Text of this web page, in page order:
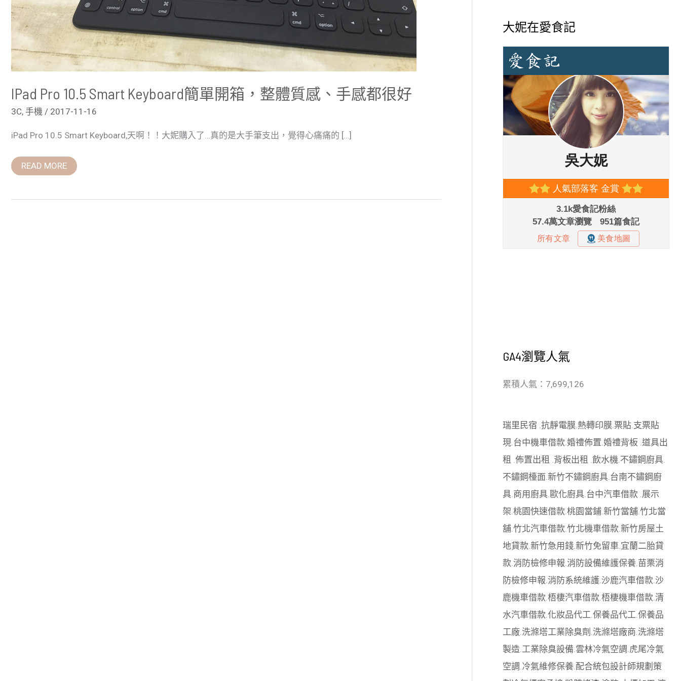
IPad Pro 10.5 Smart Keyboard簡單開箱，整體質感、手感都很好
3C, 手機 / 2017-11-16
iPad Pro 10.5 Smart Keyboard,天啊！！大妮購入了…真的是大手筆支出，覺得心痛痛的 […]
READ MORE
大妮在愛食記
GA4瀏覽人氣
累積人氣：7,699,126
瑞里民宿 .抗靜電膜.熱轉印膜.票貼.支票貼
現.台中機車借款.婚禮佈置.婚禮背板 .道具出
租 .佈置出租 .背板出租 .飲水機.不鏽鋼廚具.
不鏽鋼檯面.新竹不鏽鋼廚具.台南不鏽鋼廚
具.商用廚具.歐化廚具.台中汽車借款 .展示
架.桃園快速借款.桃園當鋪.新竹當舖.竹北當
舖.竹北汽車借款.竹北機車借款.新竹房屋土
地貸款.新竹急用錢.新竹免留車.宜蘭二胎貸
款.消防檢修申報.消防設備維護保養.苗栗消
防檢修申報.消防系統維護.沙鹿汽車借款.沙
鹿機車借款.梧棲汽車借款.梧棲機車借款.清
水汽車借款.化妝品代工.保養品代工.保養品
工廠.洗滌塔工業除臭劑 .洗滌塔廠商.洗滌塔
製造.工業除臭設備.雲林冷氣空調.虎尾冷氣
空調.冷氣維修保養.配合統包設計師規劃策